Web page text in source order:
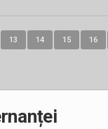
13 14 15 16